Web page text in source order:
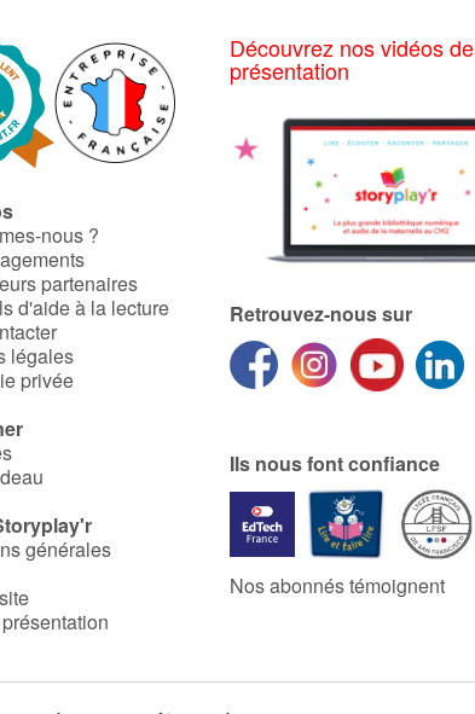
nous ?
partenaires
d'aide à la lecture
légales
privée
générales
Découvrez nos vidéos de
présentation
Retrouvez-nous sur
Ils nous font confiance
Nos abonnés témoignent